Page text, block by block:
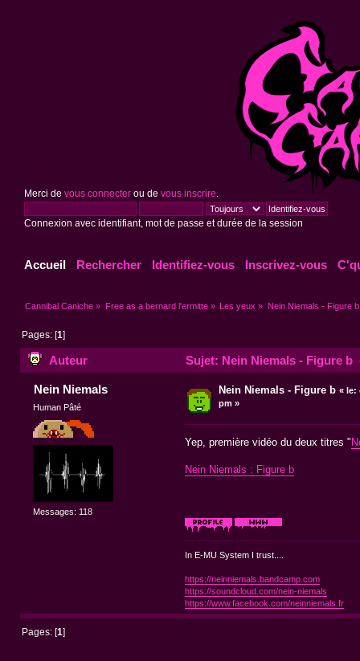
Merci de vous connecterou de vous inscrire
Connexion avec identifiant, mot de passe et durée de la session
Accueil Rechercher Identifiez-vous Inscrivez-vous
Cannibal Caniche » Free as a bernard l'ermitte» Les yeux » Nein Niemals - Figure b
Pages: [1]
Auteur Sujet: Nein Niemals - Figure b
Nein Niemals
Human Pâté
Messages: 118
Nein Niemals - Figure b «le:
pm »
Yep, première vidéo du deux titres "
Nein Niemals : Figure b
In E-MU System I trust....
https://neinniemals.bandcamp.com
https://soundcloud.com/nein-niemals
https://www.facebook.com/neinniemals.fr
Pages: [1]